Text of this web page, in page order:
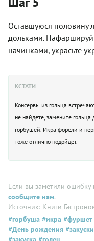
Оставшуюся половину
дольками.
начинками, украсьте
КСТАТИ
Консервы из гольца
не найдете, замените
горбушей. Икра форели и
тоже отлично подойдет.
Если вы заметили ошибку
сообщите нам.
Источник: Книги
#горбуша #икра #фуршет
#День рождения #закуски